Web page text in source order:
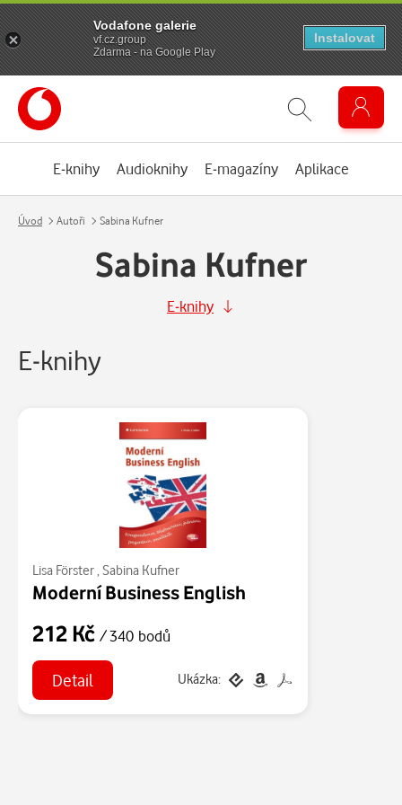
E-knihy Audioknihy E-magazíny Aplikace
Úvod Autoři Sabina Kufner
Sabina Kufner
E-knihy
E-knihy
Lisa Förster, Sabina Kufner
Moderní Business English
212 Kč / 340 bodů
Detail Ukázka:
Vodafone galerie
vf.cz.group
Zdarma - na Google Play
Instalovat